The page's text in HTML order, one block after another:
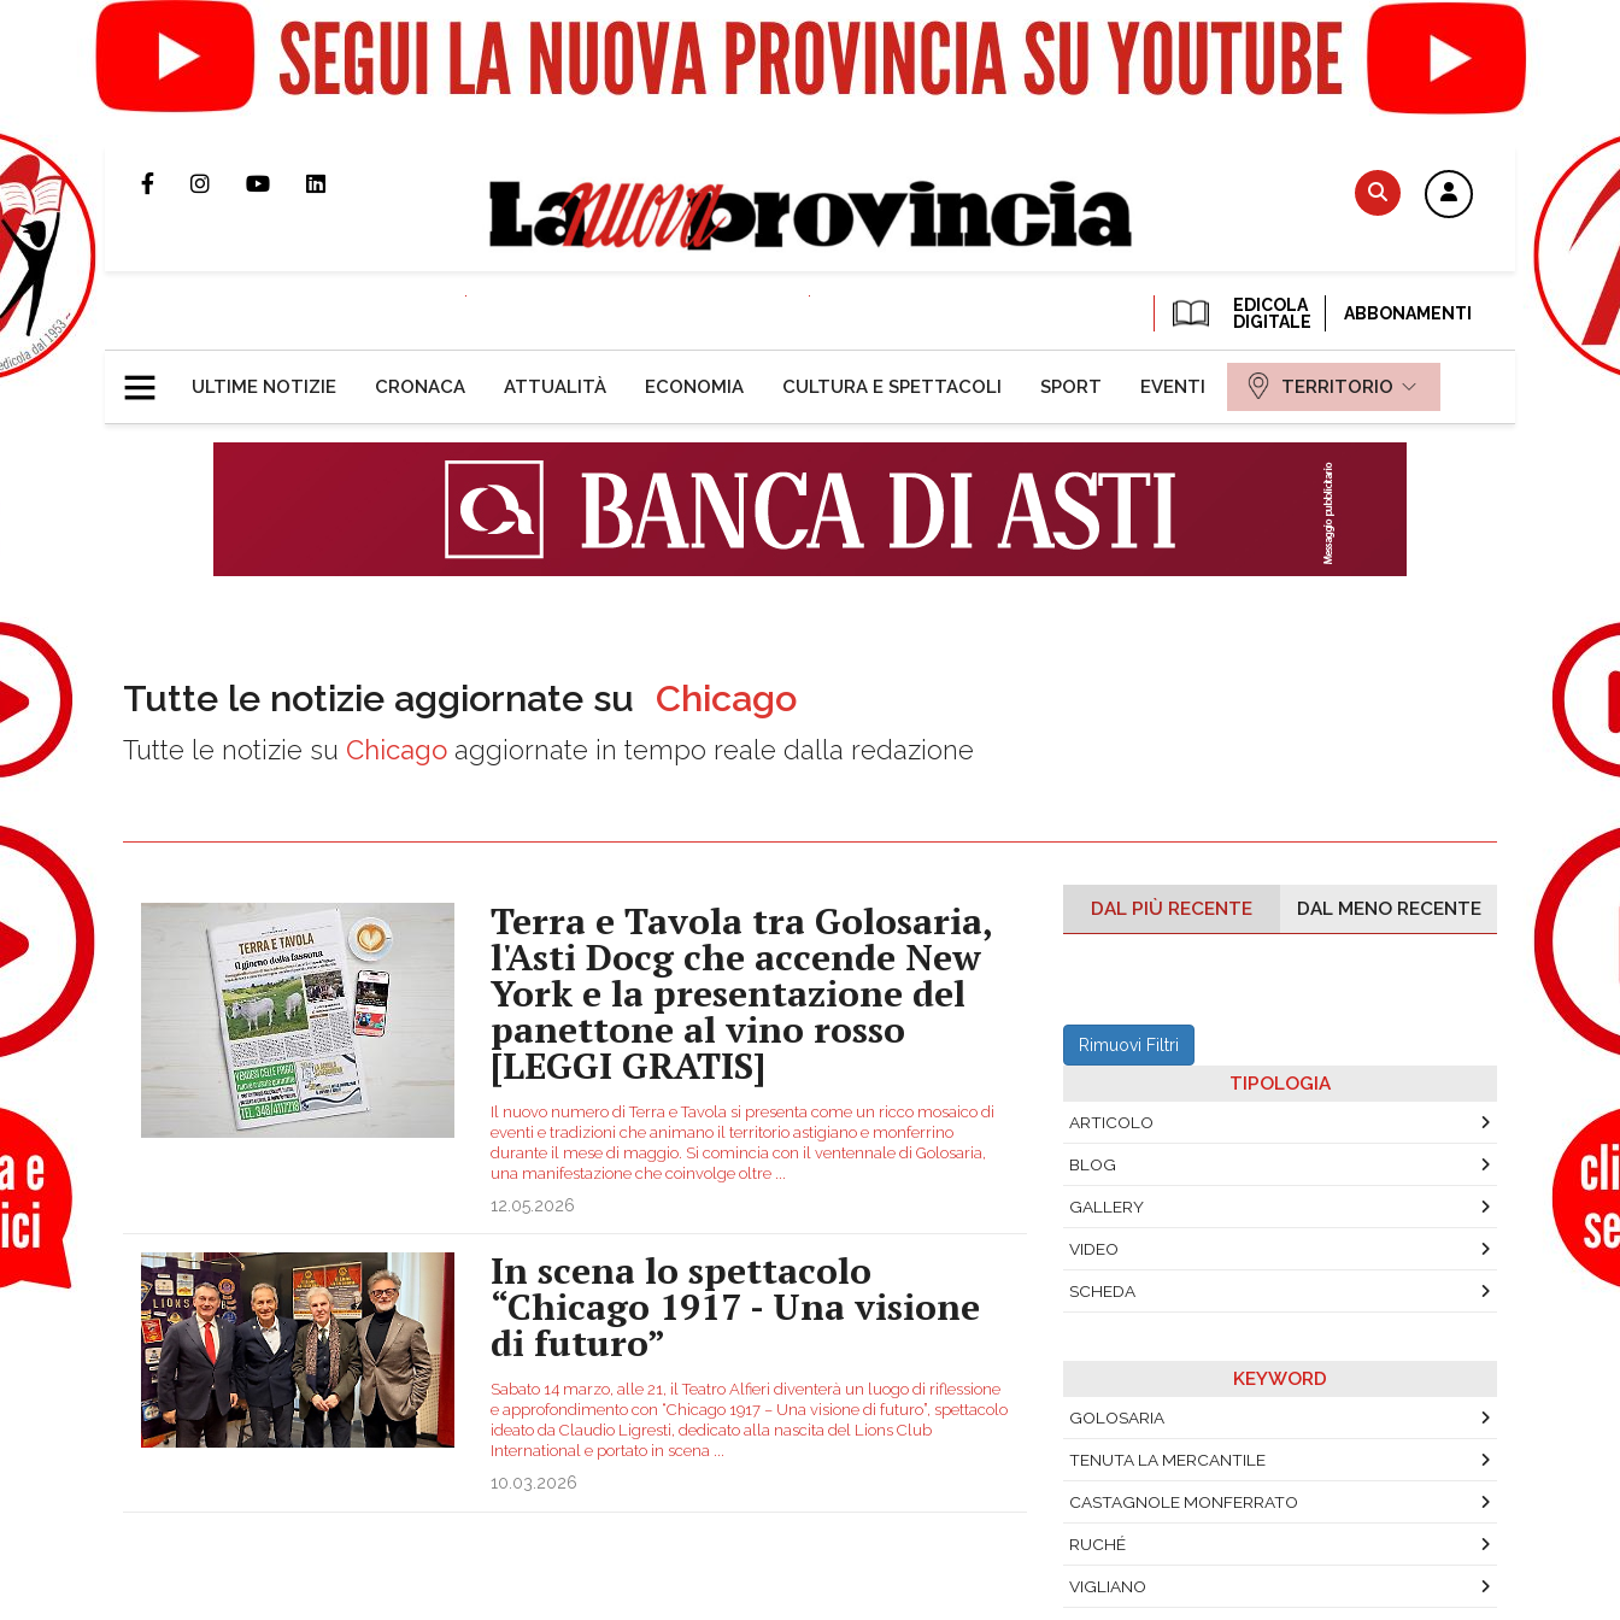
EDICOLA
DIGITALE
ABBONAMENTI
ULTIME NOTIZIE CRONACA ATTUALITÀ ECONOMIA CULTURA E SPETTACOLI SPORT EVENTI TERRITORIO
Tutte le notizie aggiornate su Chicago
Tutte le notizie su Chicago aggiornate in tempo reale dalla redazione
Terra e Tavola tra Golosaria,
l'Asti Docg che accende New
York e la presentazione del
panettone al vino rosso
[LEGGI GRATIS]
Il nuovo numero di Terra e Tavola si presenta come un ricco mosaico di
eventi e tradizioni che animano il territorio astigiano e monferrino
durante il mese di maggio. Si comincia con il ventennale di Golosaria,
una manifestazione che coinvolge oltre
12.05.2026
In scena lo spettacolo
“Chicago 1917 - Una visione
di futuro”
Sabato 14 marzo, alle 21, il Teatro Alfieri diventerà un luogo di riflessione
e approfondimento con “Chicago 1917 – Una visione di futuro”, spettacolo
ideato da Claudio Ligresti, dedicato alla nascita del Lions Club
International e portato in scena
10.03.2026
DAL PIÙ RECENTE DAL MENO RECENTE
Rimuovi Filtri
TIPOLOGIA
ARTICOLO
BLOG
GALLERY
VIDEO
SCHEDA
KEYWORD
GOLOSARIA
TENUTA LA MERCANTILE
CASTAGNOLE MONFERRATO
RUCHÉ
VIGLIANO